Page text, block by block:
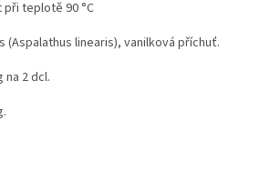
při teplotě 90 °C
(Aspalathus linearis), vanilková příchuť.
na 2 dcl.